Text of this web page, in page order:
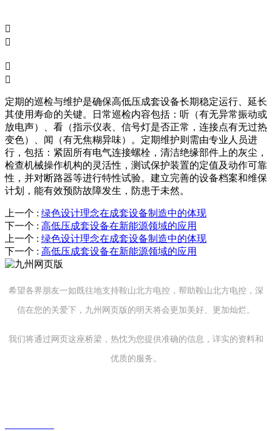




定期的巡检与维护是确保高低压成套设备长期稳定运行、延长
其使用寿命的关键。日常巡检内容包括：听（有无异常振动或
放电声）、看（指示仪表、信号灯是否正常，连接点有无过热
变色）、闻（有无焦糊异味）。定期维护则需由专业人员进
行，包括：紧固所有电气连接螺栓，清洁绝缘部件上的灰尘，
检查机械操作机构的灵活性，测试保护装置的定值及动作可靠
性，并对断路器等进行特性试验。建立完善的设备档案和维保
计划，能有效预防故障发生，防患于未然。
上一个 : 绿色设计理念在成套设备制造中的体现
下一个 : 高低压成套设备在新能源领域的应用
上一个 : 绿色设计理念在成套设备制造中的体现
下一个 : 高低压成套设备在新能源领域的应用
希望各界朋友一如既往地支持鞍山北方电控，帮助鞍山北方电控，深
信在您的关爱下，九州网页版的明天将会更加美好、更加灿烂。
我们将通过网页这座桥梁，热忱为您提供准确的信息，详实的资料和
优质的服务。